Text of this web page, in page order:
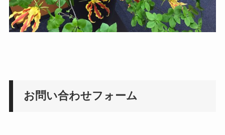
お問い合わせフォーム